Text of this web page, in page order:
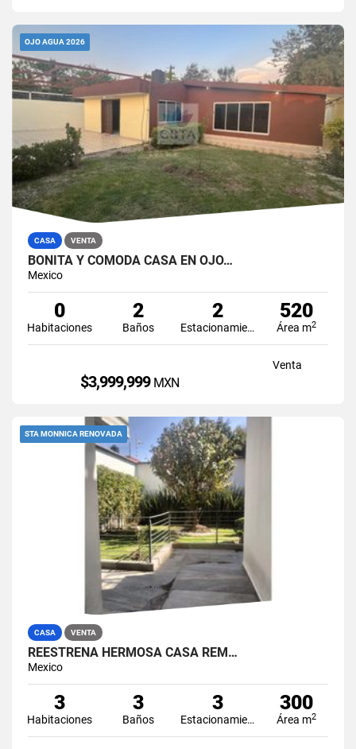
OJO AGUA 2026
CASA VENTA
BONITA Y CÓMODA CASA EN OJO…
Mexico
0
Habitaciones
2
Baños
2
Estacionamiento
520
Área m2
Venta
$3,999,999 MXN
STA MONNICA RENOVADA
CASA VENTA
REESTRENA HERMOSA CASA REM…
Mexico
3
Habitaciones
3
Baños
3
Estacionamiento
300
Área m2